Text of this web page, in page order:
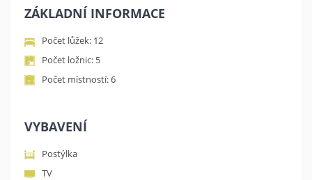
ZÁKLADNÍ INFORMACE
Počet lůžek: 12
Počet ložnic: 5
Počet místností: 6
VYBAVENÍ
Postýlka
TV